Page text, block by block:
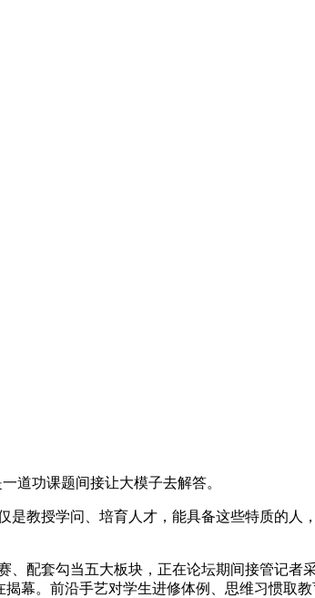
道功课题间接让大模子去解答。
教授学问、培育人才，能具备这些特质的人
套勾当五大板块，正在论坛期间接管记者
幕。前沿手艺对学生进修体例、思维习惯取